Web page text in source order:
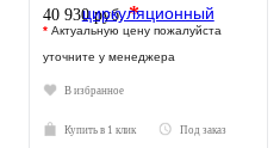
40 930 руб.*
* Актуальную цену пожалуйста
уточните у менеджера
В избранное
Купить в 1 клик Под заказ